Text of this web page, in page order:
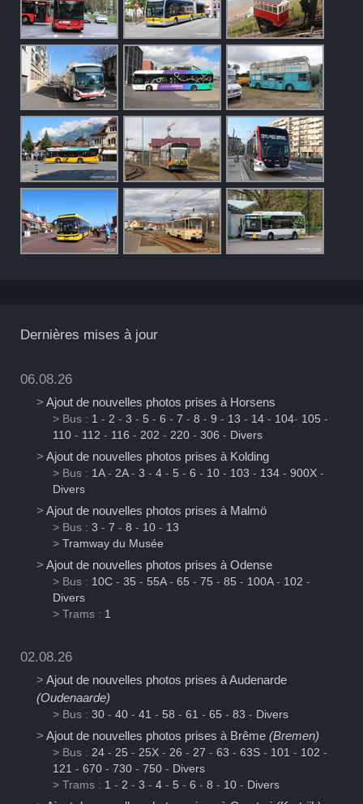
Dernières mises à jour
06.08.26
> Ajout de nouvelles photos prises à Horsens
> Bus : 1 - 2 - 3 - 5 - 6 - 7 - 8 - 9 - 13 - 14 - 104- 105 -
110 - 112 - 116 - 202 - 220 - 306 - Divers
> Ajout de nouvelles photos prises à Kolding
> Bus : 1A- 2A- 3 - 4 - 5 - 6 - 10 - 103 - 134 - 900X -
Divers
> Ajout de nouvelles photos prises à Malmö
> Bus : 3 - 7 - 8 - 10 - 13
> Tramway du Musée
> Ajout de nouvelles photos prises à Odense
> Bus : 10C - 35 - 55A- 65 - 75 - 85 - 100A- 102 -
Divers
> Trams : 1
02.08.26
> Ajout de nouvelles photos prises à Audenarde
(Oudenaarde)
> Bus : 30 - 40 - 41 - 58 - 61 - 65 - 83 - Divers
> Ajout de nouvelles photos prises à Brême (Bremen)
> Bus : 24 - 25 - 25X - 26 - 27 - 63 - 63S - 101 - 102 -
121 - 670 - 730 - 750 - Divers
> Trams : 1 - 2 - 3 - 4 - 5 - 6 - 8 - 10 - Divers